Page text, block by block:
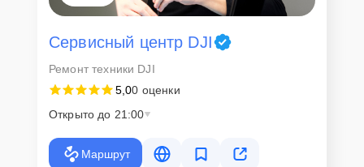
Сервисный центр DJI
Ремонт техники DJI
5,00 оценки
Открыто до 21:00
Маршрут